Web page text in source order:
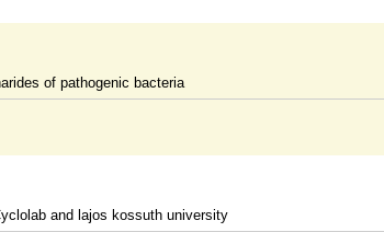
of pathogenic bacteria
and lajos kossuth university